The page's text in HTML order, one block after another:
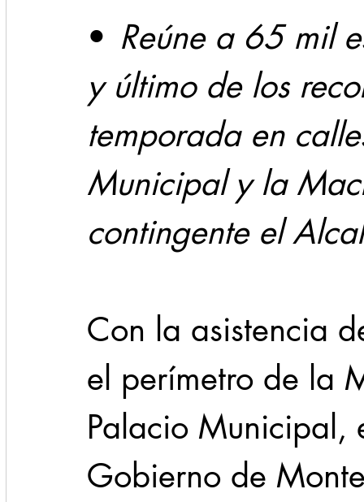
Reúne a 65 mil
y último de los
temporada en
Municipal y la
contingente el
Con la asistencia
el perímetro de la
Palacio
Gobierno de